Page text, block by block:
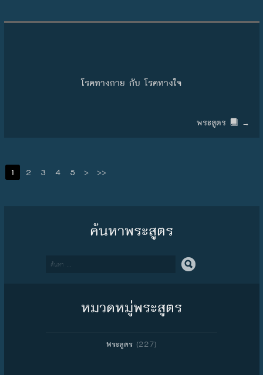
โรคทางกาย กับ โรคทางใจ
พระสูตร →
1 2 3 4 5 > >>
ค้นหาพระสูตร
หมวดหมู่พระสูตร
พระสูตร (227)